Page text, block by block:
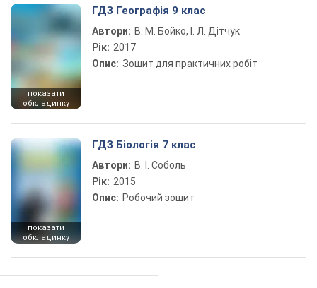
показати
обкладинку
ГДЗ Географія 9 клас
Автори: В. М. Бойко, І. Л. Дітчук
Рік: 2017
Опис: Зошит для практичних робіт
показати
обкладинку
ГДЗ Біологія 7 клас
Автори: В. І. Соболь
Рік: 2015
Опис: Робочий зошит